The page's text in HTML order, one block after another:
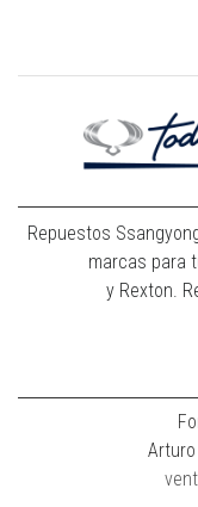
Repuestos
marcas para
y Rexton.